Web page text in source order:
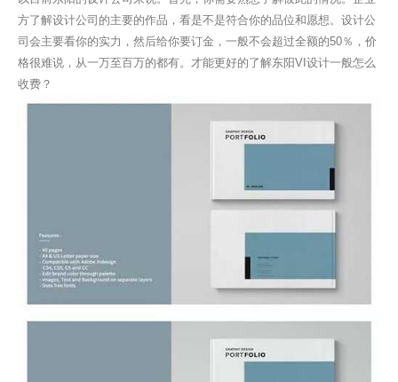
方了解设计公司的主要的作品，看是不是符合你的品位和愿想。设计公
司会主要看你的实力，然后给你要订金，一般不会超过全额的50％，价
格很难说，从一万至百万的都有。才能更好的了解东阳VI设计一般怎么
收费？
关于我们
精英团队
最新观点
核心业务